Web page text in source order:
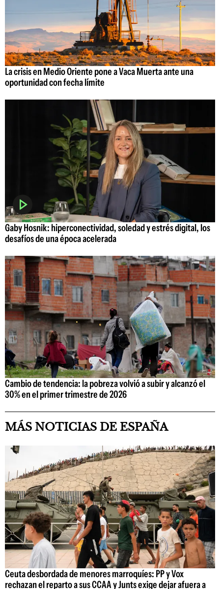
La crisis en Medio Oriente pone a Vaca Muerta ante una
oportunidad con fecha límite
Gaby Hosnik: hiperconectividad, soledad y estrés digital, los
desafíos de una época acelerada
Cambio de tendencia: la pobreza volvió a subir y alcanzó el
30% en el primer trimestre de 2026
MÁS NOTICIAS DE ESPAÑA
Ceuta desbordada de menores marroquíes: PP y Vox
rechazan el reparto a sus CCAA y Junts exige dejar afuera a